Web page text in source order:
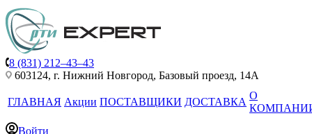
8 (831) 212–43–43
603124, г. Нижний Новгород, Базовый проезд, 14А
ГЛАВНАЯ Акции ПОСТАВЩИКИ ДОСТАВКА
О
Войти